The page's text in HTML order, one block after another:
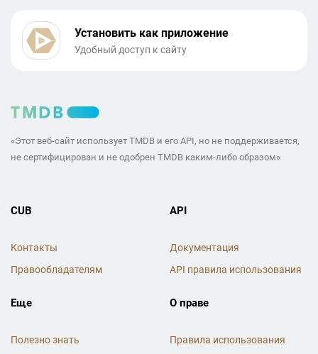
Установить как приложение
Удобный доступ к сайту
«Этот веб-сайт использует TMDB и его API, но не поддерживается,
не сертифицирован и не одобрен TMDB каким-либо образом»
CUB
Контакты
Правообладателям
API
Документация
API правила использования
Еще
Полезно знать
О праве
Правила использования